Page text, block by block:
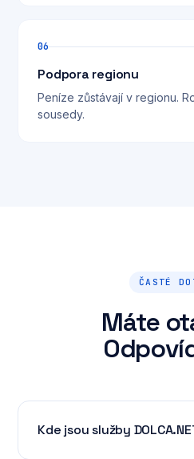
06
Podpora regionu
Peníze zůstávají v regionu.
sousedy.
ČASTÉ
Máte
Kde jsou služby